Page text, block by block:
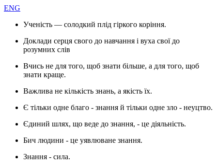
ENG
Ученість — солодкий плід гіркого коріння.
Доклади серця свого до навчання і вуха свої до
розумних слів
Вчись не для того, щоб знати більше, а для того, щоб
знати краще.
Важлива не кількість знань, а якість їх.
Є тільки одне благо - знання й тільки одне зло - неуцтво.
Єдиний шлях, що веде до знання, - це діяльність.
Бич людини - це уявлюване знання.
Знання - сила.